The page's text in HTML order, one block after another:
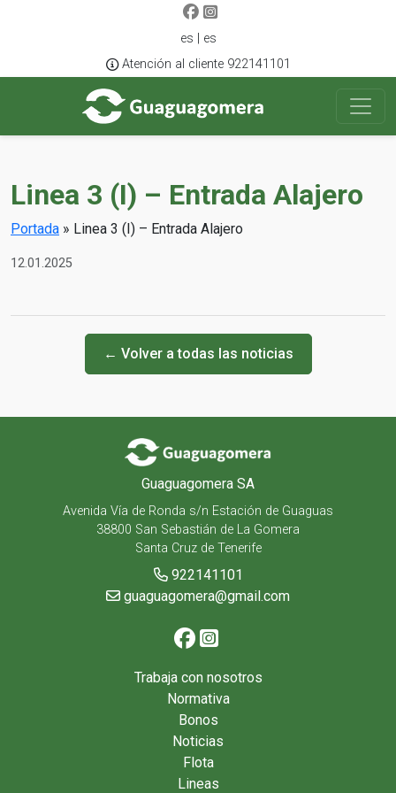
es | es
Atención al cliente 922141101
Linea 3 (I) – Entrada Alajero
Portada » Linea 3 (I) – Entrada Alajero
12.01.2025
← Volver a todas las noticias
Guaguagomera SA
Avenida Vía de Ronda s/n Estación de Guaguas
38800 San Sebastián de La Gomera
Santa Cruz de Tenerife
922141101
guaguagomera@gmail.com
Trabaja con nosotros
Normativa
Bonos
Noticias
Flota
Lineas